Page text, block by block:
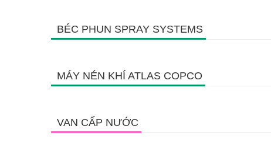
BÉC PHUN SPRAY SYSTEMS
MÁY NÉN KHÍ ATLAS COPCO
VAN CẤP NƯỚC